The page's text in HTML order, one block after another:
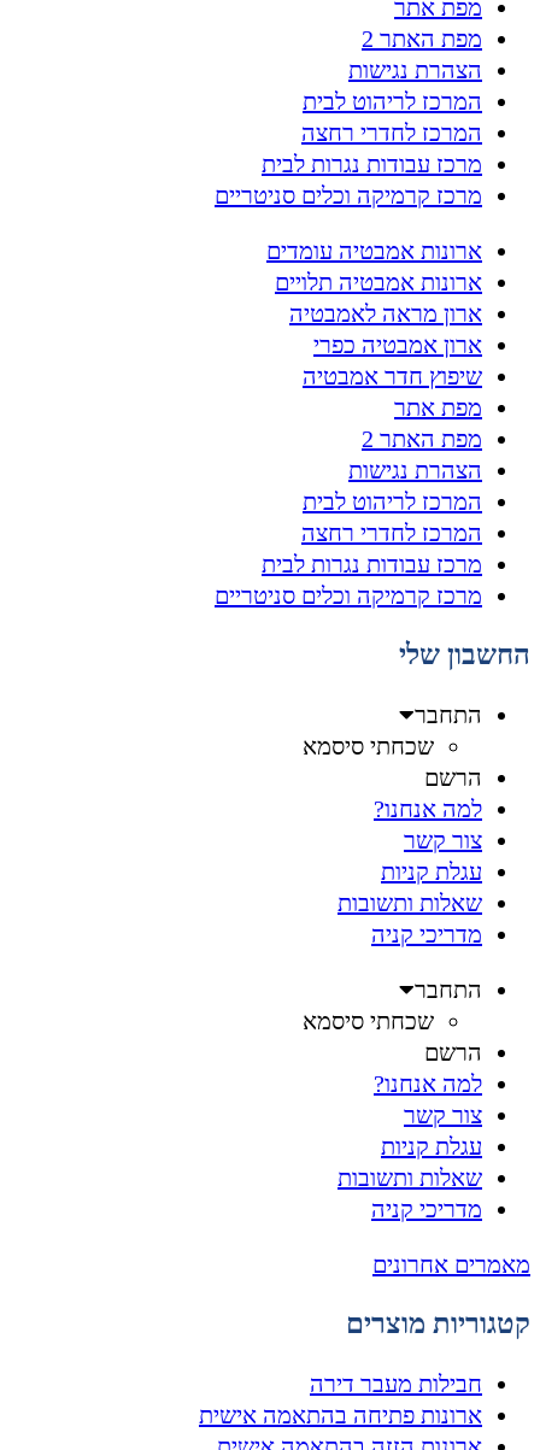
מפת אתר
מפת האתר 2
הצהרת נגישות
המרכז לריהוט לבית
המרכז לחדרי רחצה
מרכז עבודות נגרות לבית
מרכז קרמיקה וכלים סניטריים
ארונות אמבטיה עומדים
ארונות אמבטיה תלויים
ארון מראה לאמבטיה
ארון אמבטיה כפרי
שיפוץ חדר אמבטיה
מפת אתר
מפת האתר 2
הצהרת נגישות
המרכז לריהוט לבית
המרכז לחדרי רחצה
מרכז עבודות נגרות לבית
מרכז קרמיקה וכלים סניטריים
החשבון שלי
התחבר
שכחתי סיסמא
הרשם
למה אנחנו?
צור קשר
עגלת קניות
שאלות ותשובות
מדריכי קניה
התחבר
שכחתי סיסמא
הרשם
למה אנחנו?
צור קשר
עגלת קניות
שאלות ותשובות
מדריכי קניה
מאמרים אחרונים
קטגוריות מוצרים
חבילות מעבר דירה
ארונות פתיחה בהתאמה אישית